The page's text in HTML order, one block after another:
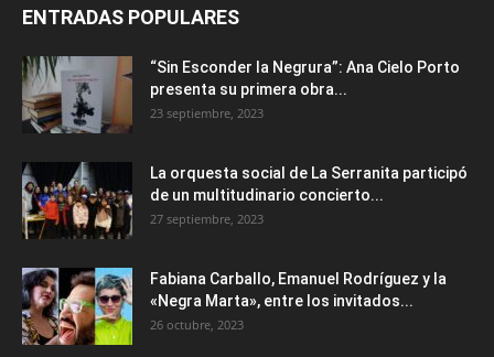
ENTRADAS POPULARES
“Sin Esconder la Negrura”: Ana Cielo Porto
presenta su primera obra...
23 septiembre, 2023
La orquesta social de La Serranita participó
de un multitudinario concierto...
27 septiembre, 2023
Fabiana Carballo, Emanuel Rodríguez y la
«Negra Marta», entre los invitados...
26 octubre, 2023